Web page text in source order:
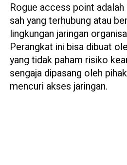
Rogue access point
sah yang terhubung atau
lingkungan jaringan
Perangkat ini bisa dibuat
yang tidak paham risiko
sengaja dipasang oleh
mencuri akses jaringan.